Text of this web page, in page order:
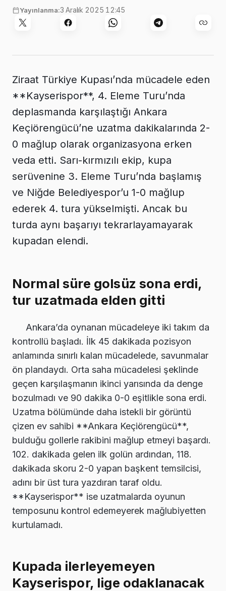
Yayınlanma:3 Aralık 2025 12:45
Ziraat Türkiye Kupası’nda mücadele eden
**Kayserispor**, 4. Eleme Turu’nda
deplasmanda karşılaştığı Ankara
Keçiörengücü’ne uzatma dakikalarında 2-
0 mağlup olarak organizasyona erken
veda etti. Sarı-kırmızılı ekip, kupa
serüvenine 3. Eleme Turu’nda başlamış
ve Niğde Belediyespor’u 1-0 mağlup
ederek 4. tura yükselmişti. Ancak bu
turda aynı başarıyı tekrarlayamayarak
kupadan elendi.
Normal süre golsüz sona erdi,
tur uzatmada elden gitti
Ankara’da oynanan mücadeleye iki takım da
kontrollü başladı. İlk 45 dakikada pozisyon
anlamında sınırlı kalan mücadelede, savunmalar
ön plandaydı. Orta saha mücadelesi şeklinde
geçen karşılaşmanın ikinci yarısında da denge
bozulmadı ve 90 dakika 0-0 eşitlikle sona erdi.
Uzatma bölümünde daha istekli bir görüntü
çizen ev sahibi **Ankara Keçiörengücü**,
bulduğu gollerle rakibini mağlup etmeyi başardı.
102. dakikada gelen ilk golün ardından, 118.
dakikada skoru 2-0 yapan başkent temsilcisi,
adını bir üst tura yazdıran taraf oldu.
**Kayserispor** ise uzatmalarda oyunun
temposunu kontrol edemeyerek mağlubiyetten
kurtulamadı.
Kupada ilerleyemeyen
Kayserispor, lige odaklanacak